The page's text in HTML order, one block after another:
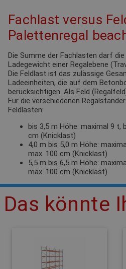
Fachlast versus
Palettenregal
Die Summe der Fachlasten darf
Ladegewicht einer Regalebene
Die Feldlast ist das zulässige
Ladeeinheiten, die auf dem
berücksichtigen. Als Feld
Für die verschiedenen
Feldlasten:
bis 3,5 m Höhe: maximal 9 t,
cm (Knicklast)
4,0 m bis 5,0 m Höhe:
max. 100 cm (Knicklast)
5,5 m bis 6,5 m Höhe:
max. 100 cm (Knicklast)
Das könnte